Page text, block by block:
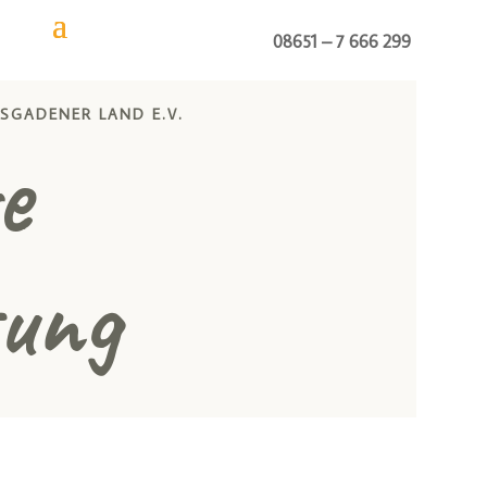
08651 – 7 666 299
LAND E.V.